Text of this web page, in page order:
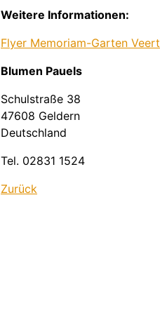
Weitere Informationen:
Flyer Memoriam-Garten Veert
Blumen Pauels
Schulstraße 38
47608 Geldern
Deutschland
Tel. 02831 1524
Zurück